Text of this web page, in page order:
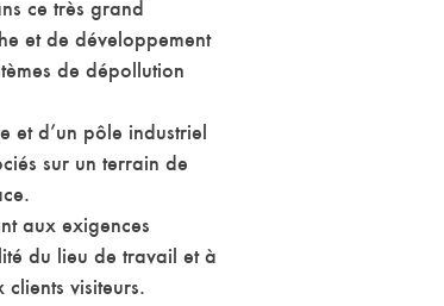
ce très grand
et de développement
de dépollution
et d’un pôle industriel
sur un terrain de
aux exigences
du lieu de travail et à
clients visiteurs.